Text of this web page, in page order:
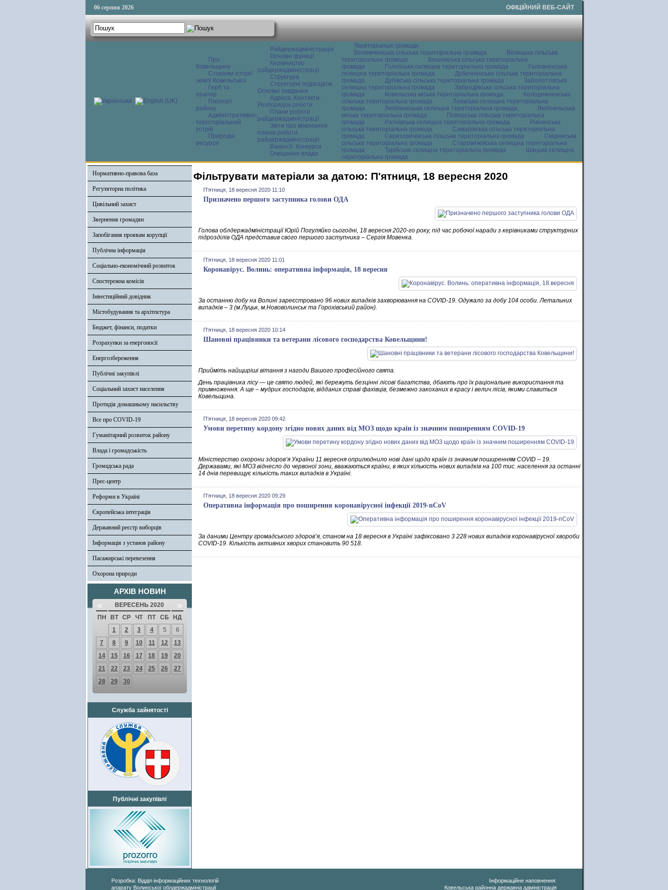
06 серпня 2026 ОФІЦІЙНИЙ ВЕБ-САЙТ
Про
Ковельщину
Сторінки історії
землі Ковельської
Герб та
прапор
Паспорт
району
Адміністративно-
територіальний
устрій
Природні
ресурси
Райдержадміністрація
Основні функції
Керівництво
райдержадміністрації
Структура
Структурні підрозділи.
Основні завдання
Адреса. Контакти.
Розпорядок роботи
Плани роботи
райдержадміністрації
Звіти про виконання
планів роботи
райдержадміністрації
Вакансії. Конкурси
Очищення влади
Територіальні громади
Велимченська сільська територіальна громада
Велицька сільська
територіальна громада
Вишнівська сільська територіальна
громада
Голобська селищна територіальна громада
Головненська
селищна територіальна громада
Дубечненська сільська територіальна
громада
Дубівська сільська територіальна громада
Заболоттівська
селищна територіальна громада
Забродівська сільська територіальна
громада
Ковельська міська територіальна громада
Колодяжненська
сільська територіальна громада
Луківська селищна територіальна
громада
Люблинецька селищна територіальна громада
Любомльська
міська територіальна громада
Поворська сільська територіальна
громада
Ратнівська селищна територіальна громада
Рівненська
сільська територіальна громада
Самарівська сільська територіальна
громада
Сереховичівська сільська територіальна громада
Смідинська
сільська територіальна громада
Старовижівська селищна територіальна
громада
Турійська селищна територіальна громада
Шацька селищна
територіальна громада
Нормативно-правова база
Регуляторна політика
Цивільний захист
Звернення громадян
Запобігання проявам корупції
Публічна інформація
Соціально-економічний розвиток
Спостережна комісія
Інвестиційний довідник
Містобудування та архітектура
Бюджет, фінанси, податки
Розрахунки за енергоносії
Енергозбереження
Публічні закупівлі
Соціальний захист населення
Протидія домашньому насильству
Все про COVID-19
Гуманітарний розвиток району
Влада і громадськість
Громадська рада
Прес-центр
Реформи в Україні
Європейська інтеграція
Державний реєстр виборців
Інформація з установ району
Пасажирські перевезення
Охорона природи
АРХІВ НОВИН
« ВЕРЕСЕНЬ 2020 »
ПН ВТ СР ЧТ ПТ СБ
НД
1
2 3 4 5
6
7
8 9 10 11 12
13
14
15 16 17 18 19
20
21
22 23 24 25 26
27
28
29 30
Служба зайнятості
Публічні закупівлі
Фільтрувати матеріали за датою: П'ятниця, 18 вересня 2020
П'ятниця, 18 вересня 2020 11:10
Призначено першого заступника голови ОДА
Голова облдержадміністрації Юрій Погуляйко сьогодні, 18 вересня 2020-го року, під час робочої наради з керівниками структурних
підрозділів ОДА представив свого першого заступника – Сергія Мовенка.
П'ятниця, 18 вересня 2020 11:01
Коронавірус. Волинь: оперативна інформація, 18 вересня
За останню добу на Волині зареєстровано 96 нових випадків захворювання на COVID-19. Одужало за добу 104 особи. Летальних
випадків – 3 (м.Луцьк, м.Нововолинськ та Горохівський район).
П'ятниця, 18 вересня 2020 10:14
Шановні працівники та ветерани лісового господарства Ковельщини!
Прийміть найщиріші вітання з нагоди Вашого професійного свята.
День працівника лісу — це свято людей, які бережуть безцінні лісові багатства, дбають про їх раціональне використання та
примноження. А ще – мудрих господарів, відданих справі фахівців, безмежно закоханих в красу і велич лісів, якими славиться
Ковельщина.
П'ятниця, 18 вересня 2020 09:42
Умови перетину кордону згідно нових даних від МОЗ щодо країн із значним поширенням COVID-19
Міністерство охорони здоров’я України 11 вересня оприлюднило нові дані щодо країн із значним поширенням COVID – 19.
Державами, які МОЗ віднесло до червоної зони, вважаються країни, в яких кількість нових випадків на 100 тис. населення за останні
14 днів перевищує кількість таких випадків в Україні.
П'ятниця, 18 вересня 2020 09:29
Оперативна інформація про поширення коронавірусної інфекції 2019-nCoV
За даними Центру громадського здоров’я, станом на 18 вересня в Україні зафіксовано 3 228 нових випадків коронавірусної хвороби
COVID-19. Кількість активних хворих становить 90 518.
Розробка: Відділ інформаційних технологій
апарату Волинської облдержадміністрації
Інформаційне наповнення:
Ковельська районна державна адміністрація